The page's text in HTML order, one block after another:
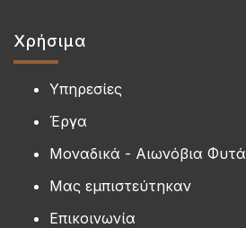
Χρήσιμα
Υπηρεσίες
Έργα
Μοναδικά - Αιωνόβια Φυτά
Μας εμπιστεύτηκαν
Επικοινωνία